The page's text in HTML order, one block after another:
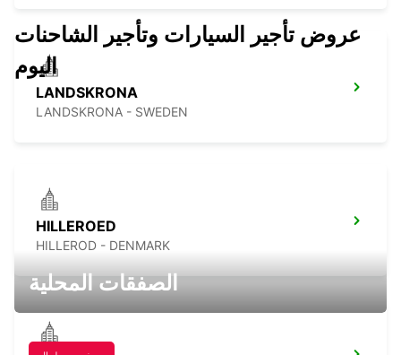
LANDSKRONA
LANDSKRONA - SWEDEN
HILLEROED
HILLEROD - DENMARK
عروض تأجير السيارات وتأجير الشاحنات
اليوم
الصفقات المحلية